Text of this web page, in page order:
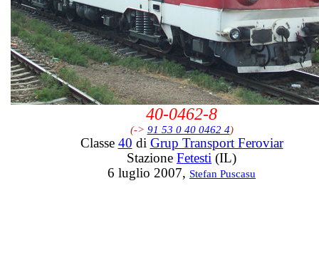
40-0462-8
(-> 91 53 0 40 0462 4)
Classe 40 di Grup Transport Feroviar
Stazione Fetesti (IL)
6 luglio 2007, Stefan Puscasu